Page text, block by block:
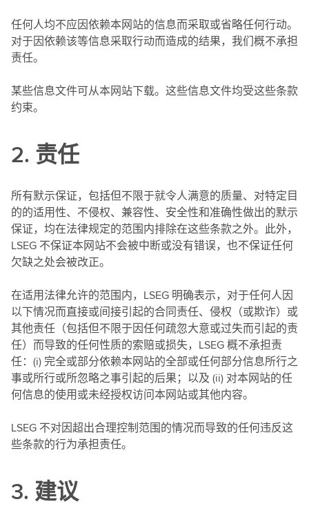
任何人均不应因依赖本网站的信息而采取或省略任何行动。
对于因依赖该等信息采取行动而造成的结果，我们概不承担
责任。
某些信息文件可从本网站下载。这些信息文件均受这些条款
约束。
2. 责任
所有默示保证，包括但不限于就令人满意的质量、对特定目
的的适用性、不侵权、兼容性、安全性和准确性做出的默示
保证，均在法律规定的范围内排除在这些条款之外。此外，
LSEG 不保证本网站不会被中断或没有错误，也不保证任何
欠缺之处会被改正。
在适用法律允许的范围内，LSEG 明确表示，对于任何人因
以下情况而直接或间接引起的合同责任、侵权（或欺诈）或
其他责任（包括但不限于因任何疏忽大意或过失而引起的责
任）而导致的任何性质的索赔或损失，LSEG 概不承担责
任：(i) 完全或部分依赖本网站的全部或任何部分信息所行之
事或所行或所忽略之事引起的后果；以及 (ii) 对本网站的任
何信息的使用或未经授权访问本网站或其他内容。
LSEG 不对因超出合理控制范围的情况而导致的任何违反这
些条款的行为承担责任。
3. 建议